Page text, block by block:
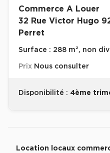
Location d'Entrepôts /
Location d'Entrepôts /
Achat d'Entrepôts /
Achat d'Entrepôts /
Commerce A Louer
32 Rue Victor Hugo
Perret
Surface : 288 m², non
Prix Nous consulter
Disponibilité : 4ème
Location locaux